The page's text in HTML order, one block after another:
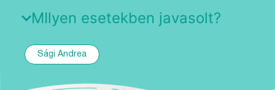
MIlyen esetekben javasolt?
Sági Andrea